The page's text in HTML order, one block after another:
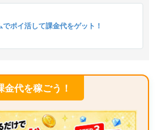
でポイ活して課金代をゲット！
代を稼ごう！